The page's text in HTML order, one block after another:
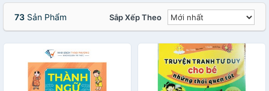
73 Sản Phẩm Sắp Xếp Theo